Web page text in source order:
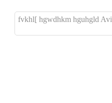
fvkhl[ hgwdhkm hguhgld